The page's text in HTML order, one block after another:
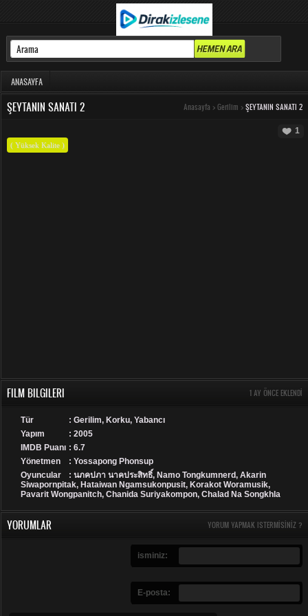
ANASAYFA
ŞEYTANIN SANATI 2 Anasayfa > Gerilim > ŞEYTANIN SANATI 2
1
( Yüksek Kalite )
FILM BILGILERI 1 AY ÖNCE EKLENDI
Tür : Gerilim, Korku, Yabancı
Yapım
: 2005
IMDB Puanı : 6.7
Yönetmen
: Yossapong Phonsup
Oyuncular
: นภคปภา นาคประสิทธิ์, Namo Tongkumnerd, Akarin
Siwapornpitak, Hataiwan Ngamsukonpusit, Korakot Woramusik,
Pavarit Wongpanitch, Chanida Suriyakompon, Chalad Na Songkhla
YORUMLAR YORUM YAPMAK ISTERMISINIZ ?
isminiz:
E-posta: